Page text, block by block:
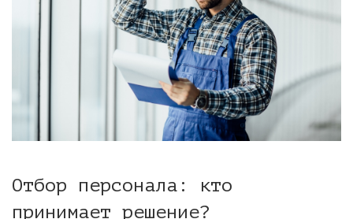
Отбор персонала: кто
принимает решение?